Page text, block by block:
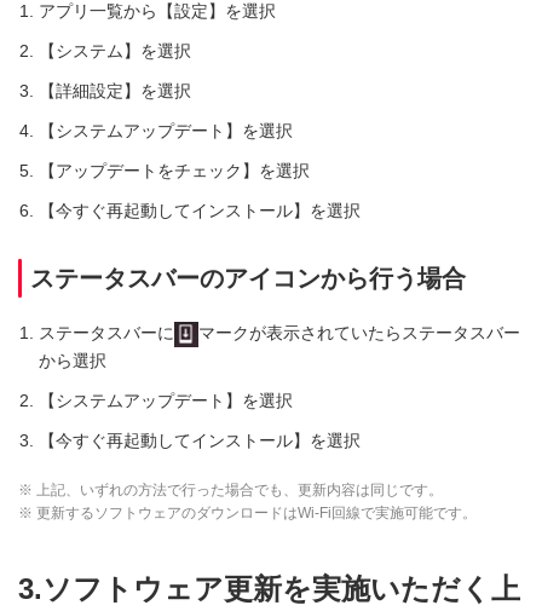
アプリ一覧から【設定】を選択
【システム】を選択
【詳細設定】を選択
【システムアップデート】を選択
【アップデートをチェック】を選択
【今すぐ再起動してインストール】を選択
ステータスバーのアイコンから行う場合
ステータスバーに
マークが表示されていたらステータスバー
から選択
【システムアップデート】を選択
【今すぐ再起動してインストール】を選択
※ 上記、いずれの方法で行った場合でも、更新内容は同じです。
※ 更新するソフトウェアのダウンロードはWi-Fi回線で実施可能です。
3.ソフトウェア更新を実施いただく上